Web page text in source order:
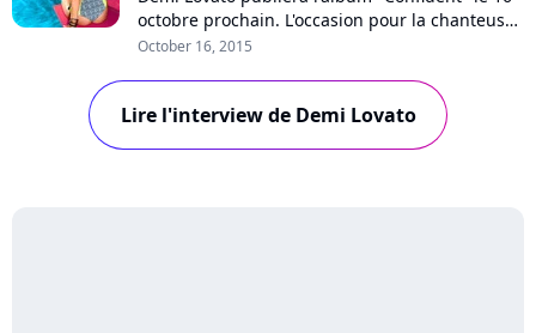
octobre prochain. L'occasion pour la chanteuse
d'évoquer sa nouvelle image très sexy, la
clashs entre popstars et sa pochette retouchée
et décriée par les internautes. Interview !
October 16, 2015
Lire l'interview de Demi Lovato